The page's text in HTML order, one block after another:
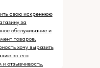
свою искреннюю
за
обслуживание и
товаров.
хочу выразить
за его
отзывчивость.